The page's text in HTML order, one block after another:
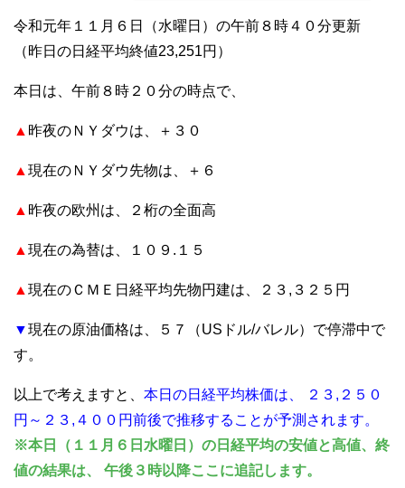
令和元年１１月６日（水曜日）の午前８時４０分更新
（昨日の日経平均終値23,251円）
本日は、午前８時２０分の時点で、
▲ 昨夜のＮＹダウは、＋３０
▲ 現在のＮＹダウ先物は、＋６
▲ 昨夜の欧州は、２桁の全面高
▲ 現在の為替は、１０９.１５
▲ 現在のＣＭＥ日経平均先物円建は、２３,３２５円
▼現在の原油価格は、５７（USドル/バレル）で停滞中で
す。
以上で考えますと、 本日の日経平均株価は、
２３,２５０
円～２３,４００円前後で推移することが予測されます。
※本日（１１月６日水曜日）の日経平均の安値と高値、終
値の結果は、
午後３時以降ここに追記します。